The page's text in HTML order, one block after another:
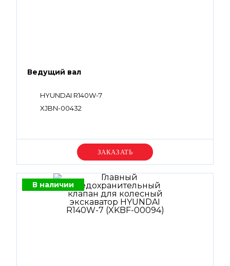
Ведущий вал
HYUNDAI R140W-7
XJBN-00432
Уточняйте цену
В наличии